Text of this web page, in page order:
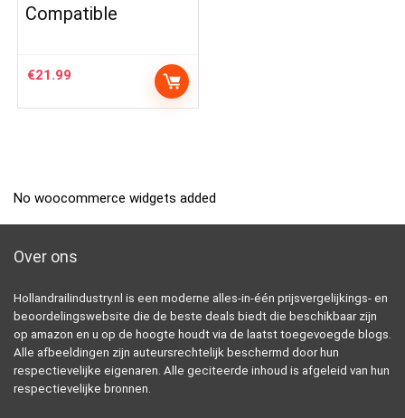
Compatible
€21.99
No woocommerce widgets added
Over ons
Hollandrailindustry.nl is een moderne alles-in-één prijsvergelijkings- en
beoordelingswebsite die de beste deals biedt die beschikbaar zijn
op amazon en u op de hoogte houdt via de laatst toegevoegde blogs.
Alle afbeeldingen zijn auteursrechtelijk beschermd door hun
respectievelijke eigenaren. Alle geciteerde inhoud is afgeleid van hun
respectievelijke bronnen.